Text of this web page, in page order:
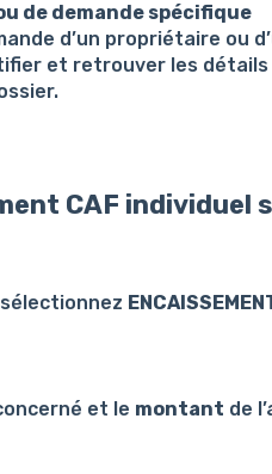
de demande spécifique
d’un propriétaire ou
et retrouver les détails
CAF individuel
et le montant de